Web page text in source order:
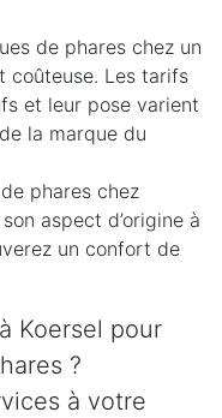
de phares chez un
coûteuse. Les tarifs
et leur pose varient
la marque du
phares chez
aspect d’origine à
un confort de
Koersel pour
?
à votre